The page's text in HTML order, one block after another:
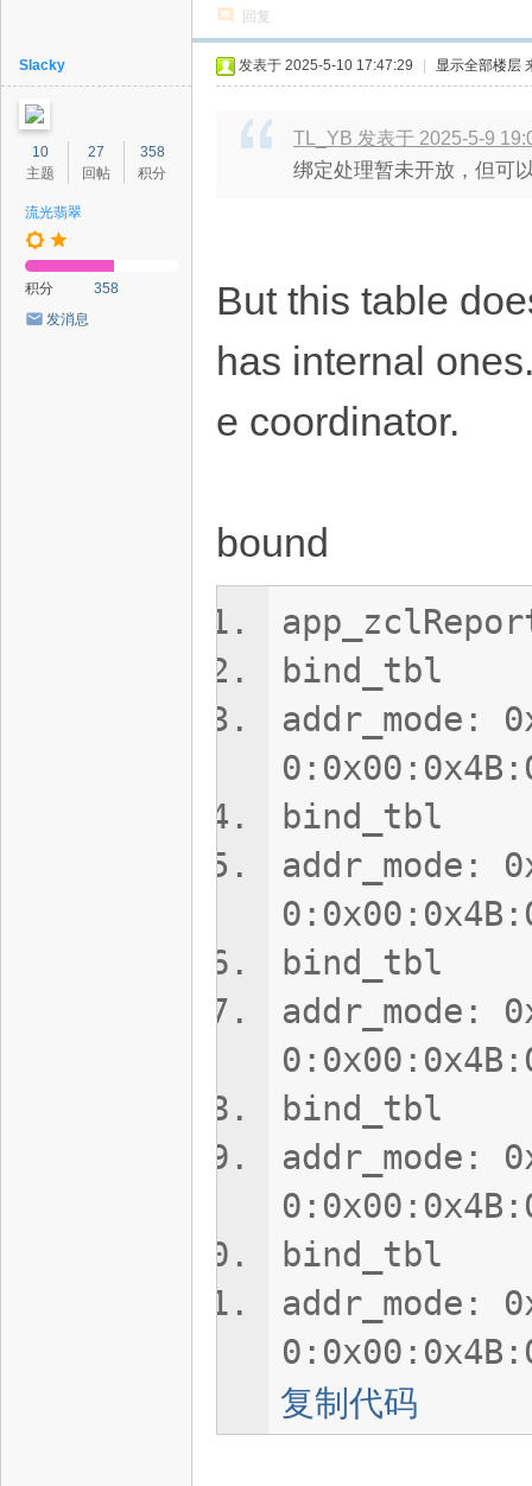
回复
Slacky
10
主题
27
回帖
358
积分
流光翡翠
积分
358
发消息
发表于 2025-5-10 17:47:29 显示全部楼层
TL_YB 发表于 2025-5-9
绑定处理暂未开放，但可
But this table
has internal
e coordinator.
bound
bind_tbl
addr_mode:
bind_tbl
addr_mode:
bind_tbl
addr_mode:
bind_tbl
addr_mode:
bind_tbl
addr_mode:
复制代码